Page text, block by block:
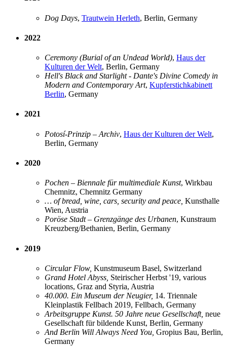
Dog Days, Trautwein Herleth, Berlin, Germany
2022
Ceremony (Burial of an Undead World), Haus der
Kulturen der Welt, Berlin, Germany
Hell's Black and Starlight - Dante's Divine Comedy in
Modern and Contemporary Art, Kupferstichkabinett
Berlin, Germany
2021
Potosí-Prinzip – Archiv, Haus der Kulturen der Welt,
Berlin, Germany
2020
Pochen – Biennale für multimediale Kunst, Wirkbau
Chemnitz, Chemnitz Germany
… of bread, wine, cars, security and peace, Kunsthalle
Wien, Austria
Poröse Stadt – Grenzgänge des Urbanen, Kunstraum
Kreuzberg/Bethanien, Berlin, Germany
2019
Circular Flow, Kunstmuseum Basel, Switzerland
Grand Hotel Abyss, Steirischer Herbst '19, various
locations, Graz and Styria, Austria
40.000. Ein Museum der Neugier, 14. Triennale
Kleinplastik Fellbach 2019, Fellbach, Germany
Arbeitsgruppe Kunst. 50 Jahre neue Gesellschaft, neue
Gesellschaft für bildende Kunst, Berlin, Germany
And Berlin Will Always Need You, Gropius Bau, Berlin,
Germany